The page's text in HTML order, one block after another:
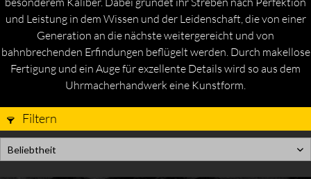
und Leistung in dem Wissen und der Leidenschaft, die von einer
Generation an die nächste weitergereicht und von
bahnbrechenden Erfindungen beflügelt werden. Durch makellose
Fertigung und ein Auge für exzellente Details wird so aus dem
Uhrmacherhandwerk eine Kunstform.
Filtern
Beliebtheit